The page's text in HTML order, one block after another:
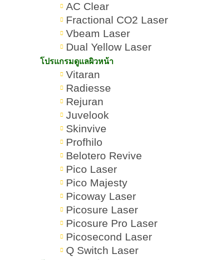
AC Clear
Fractional CO2 Laser
Vbeam Laser
Dual Yellow Laser
โปรแกรมดูแลผิวหน้า
Vitaran
Radiesse
Rejuran
Juvelook
Skinvive
Profhilo
Belotero Revive
Pico Laser
Pico Majesty
Picoway Laser
Picosure Laser
Picosure Pro Laser
Picosecond Laser
Q Switch Laser
หลังฉีดฟิลเลอร์ ห้ามอะไรบ้าง? วิธีดูแลตัวเอง ล้าง
หน้า ทาครีมที่ถูกต้อง
หลังฉีดฟิลเลอร์ ห้ามอะไรบ้าง เพื่อ
ผลลัพธ์ที่ละมุน ทรงเข้าที่สวย รับกับรูป
หน้า ลดอาการระคายเคือง งดนวด กด
บีบ ในจุดที่ฉีด...